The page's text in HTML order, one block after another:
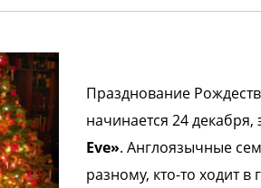
Празднование
начинается 24 декабря,
Eve». Англоязычные
разному, кто-то ходит в